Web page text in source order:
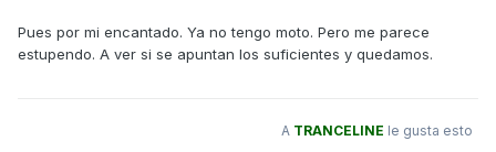
Pues por mi encantado. Ya no tengo moto. Pero me parece
estupendo. A ver si se apuntan los suficientes y quedamos.
A TRANCELINE le gusta esto